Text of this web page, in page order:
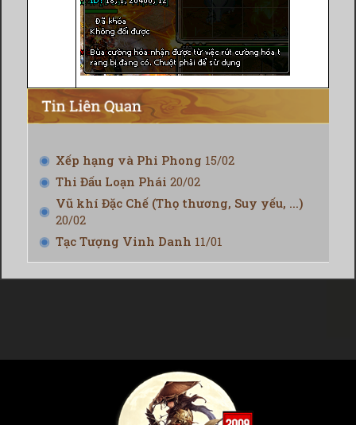
Xếp hạng và Phi Phong 15/02
Thi Đấu Loạn Phái 20/02
Vũ khí Đặc Chế (Thọ thương, Suy yếu, ...)
20/02
Tạc Tượng Vinh Danh 11/01